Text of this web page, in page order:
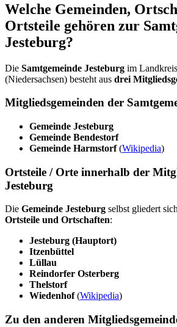
Welche Gemeinden,
Ortsteile gehören zur
Jesteburg?
Die Samtgemeinde Jesteburg im
(Niedersachsen) besteht aus drei
Mitgliedsgemeinden der
Gemeinde Jesteburg
Gemeinde Bendestorf
Gemeinde Harmstorf(Wikipedia)
Ortsteile / Orte innerhalb der
Jesteburg
Die Gemeinde Jesteburg selbst gliedert
Ortsteile und Ortschaften:
Jesteburg (Hauptort)
Itzenbüttel
Lüllau
Reindorfer Osterberg
Thelstorf
Wiedenhof(Wikipedia)
Zu den anderen